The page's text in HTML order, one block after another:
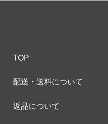
TOP
配送・送料について
返品について